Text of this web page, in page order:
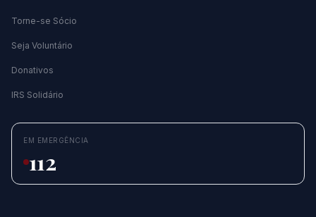
Torne-se Sócio
Seja Voluntário
Donativos
IRS Solidário
EM EMERGÊNCIA
112